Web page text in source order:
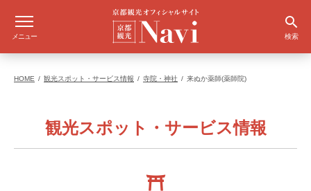
メニュー 検索
HOME 観光スポット・サービス情報 寺院・神社 来ぬか薬師(薬師院)
観光スポット・サービス情報